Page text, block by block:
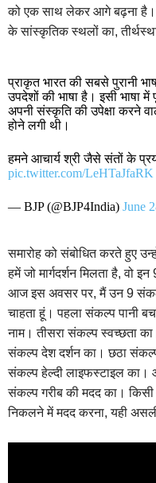
को एक साथ लेकर आगे बढ़ना
के सांस्कृतिक स्थलों का,
प्राकृत भारत की सबसे पुरानी
उपदेशों की भाषा है। इसी भाषा
अपनी संस्कृति की उपेक्षा करने
होने लगी थी।
हमने आचार्य श्री जैसे संतों के
pic.twitter.com/LeHTaJfaRK
— BJP (@BJP4India) June
समारोह को संबोधित करते हुए
हमें जो मार्गदर्शन मिलता है, वो
आज इस अवसर पर, मैं उन 9
चाहता हूं। पहला संकल्प पानी
नाम। तीसरा संकल्प स्वच्छता
संकल्प देश दर्शन का। छठा
संकल्प हेल्दी लाइफस्टाइल
संकल्प गरीब की मदद का। किसी
निकलने में मदद करना, यही